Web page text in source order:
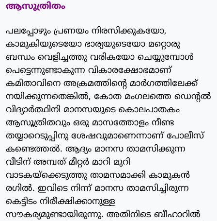
ആസൂത്രിതം
പലപ്പോഴും പ്രണയം നിരസിക്കുകയോ,
കാമുകിയുടെയോ ഭാര്യയുടെയോ മറ്റൊരു
ബന്ധം വെളിച്ചത്തു വരികയോ ചെയ്യുമ്പോള്‍
പെട്ടെന്നുണ്ടാകുന്ന വികാരക്ഷോഭമാണ്
കമിതാവിനെ അക്രമത്തിന്റെ മാര്‍ഗത്തിലേക്ക്
നയിക്കുന്നതെങ്കില്‍, കോത മംഗലത്തെ ഡെന്റല്‍
വിദ്യാര്‍ത്ഥിനി മാനസയുടെ കൊലപാതകം
ആസൂത്രിതവും ഒരു മാസത്തോളം നീണ്ട
തയ്യാറെടുപ്പിനു ശേഷവുമാണെന്നാണ് പോലീസ്
കണ്ടെത്തല്‍. ആദ്യം മാനസ താമസിക്കുന്ന
വീടിന് അമ്പത് മീറ്റര്‍ മാറി മുറി
വാടകയ്‌ക്കെടുത്തു താമസമാക്കി കാമുകന്‍
രഗില്‍. ഇവിടെ നിന്ന് മാനസ താമസിച്ചിരുന്ന
കെട്ടിടം നിരീക്ഷിക്കാനുള്ള
സൗകര്യമുണ്ടായിരുന്നു. അതിനിടെ ബീഹാറില്‍